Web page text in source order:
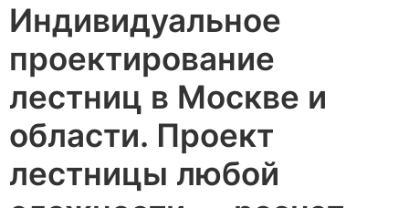
Индивидуальное
проектирование
лестниц в Москве и
области. Проект
лестницы любой